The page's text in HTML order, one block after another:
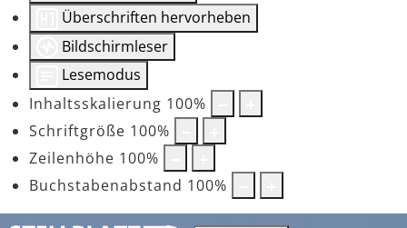
Überschriften hervorheben
Bildschirmleser
Lesemodus
Inhaltsskalierung 100%
Schriftgröße 100%
Zeilenhöhe 100%
Buchstabenabstand 100%